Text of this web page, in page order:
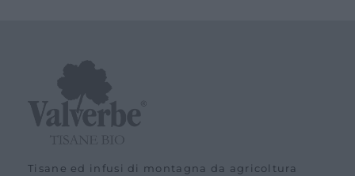
Tisane ed infusi di montagna da agricoltura